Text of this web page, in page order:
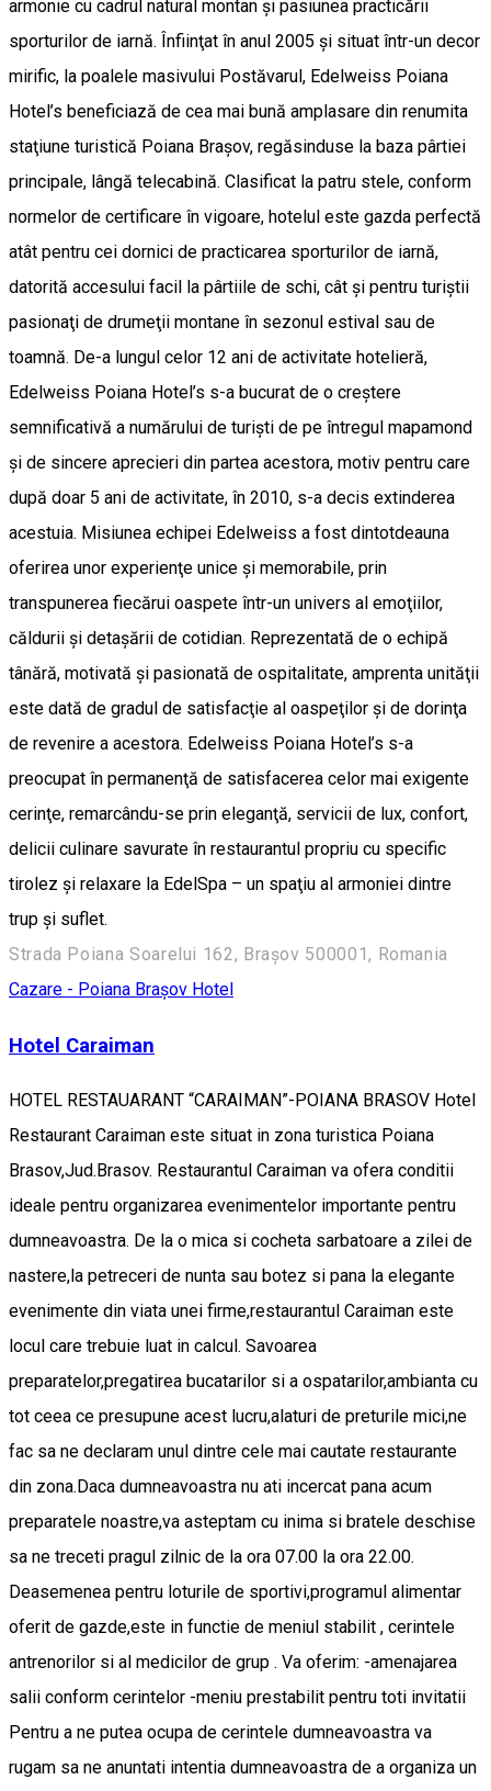
armonie cu cadrul natural montan şi pasiunea practicării
sporturilor de iarnă. Înfiinţat în anul 2005 şi situat într-un decor
mirific, la poalele masivului Postăvarul, Edelweiss Poiana
Hotel’s beneficiază de cea mai bună amplasare din renumita
staţiune turistică Poiana Braşov, regăsinduse la baza pârtiei
principale, lângă telecabină. Clasificat la patru stele, conform
normelor de certificare în vigoare, hotelul este gazda perfectă
atât pentru cei dornici de practicarea sporturilor de iarnă,
datorită accesului facil la pârtiile de schi, cât şi pentru turiştii
pasionaţi de drumeţii montane în sezonul estival sau de
toamnă. De-a lungul celor 12 ani de activitate hotelieră,
Edelweiss Poiana Hotel’s s-a bucurat de o creştere
semnificativă a numărului de turişti de pe întregul mapamond
şi de sincere aprecieri din partea acestora, motiv pentru care
după doar 5 ani de activitate, în 2010, s-a decis extinderea
acestuia. Misiunea echipei Edelweiss a fost dintotdeauna
oferirea unor experienţe unice şi memorabile, prin
transpunerea fiecărui oaspete într-un univers al emoţiilor,
căldurii şi detaşării de cotidian. Reprezentată de o echipă
tânără, motivată şi pasionată de ospitalitate, amprenta unităţii
este dată de gradul de satisfacţie al oaspeţilor şi de dorinţa
de revenire a acestora. Edelweiss Poiana Hotel’s s-a
preocupat în permanenţă de satisfacerea celor mai exigente
cerinţe, remarcându-se prin eleganţă, servicii de lux, confort,
delicii culinare savurate în restaurantul propriu cu specific
tirolez şi relaxare la EdelSpa – un spaţiu al armoniei dintre
trup şi suflet.
Strada Poiana Soarelui 162, Brașov 500001, Romania
Cazare - Poiana Brașov Hotel
Hotel Caraiman
HOTEL RESTAUARANT “CARAIMAN”-POIANA BRASOV Hotel
Restaurant Caraiman este situat in zona turistica Poiana
Brasov,Jud.Brasov. Restaurantul Caraiman va ofera conditii
ideale pentru organizarea evenimentelor importante pentru
dumneavoastra. De la o mica si cocheta sarbatoare a zilei de
nastere,la petreceri de nunta sau botez si pana la elegante
evenimente din viata unei firme,restaurantul Caraiman este
locul care trebuie luat in calcul. Savoarea
preparatelor,pregatirea bucatarilor si a ospatarilor,ambianta cu
tot ceea ce presupune acest lucru,alaturi de preturile mici,ne
fac sa ne declaram unul dintre cele mai cautate restaurante
din zona.Daca dumneavoastra nu ati incercat pana acum
preparatele noastre,va asteptam cu inima si bratele deschise
sa ne treceti pragul zilnic de la ora 07.00 la ora 22.00.
Deasemenea pentru loturile de sportivi,programul alimentar
oferit de gazde,este in functie de meniul stabilit , cerintele
antrenorilor si al medicilor de grup . Va oferim: -amenajarea
salii conform cerintelor -meniu prestabilit pentru toti invitatii
Pentru a ne putea ocupa de cerintele dumneavoastra va
rugam sa ne anuntati intentia dumneavoastra de a organiza un